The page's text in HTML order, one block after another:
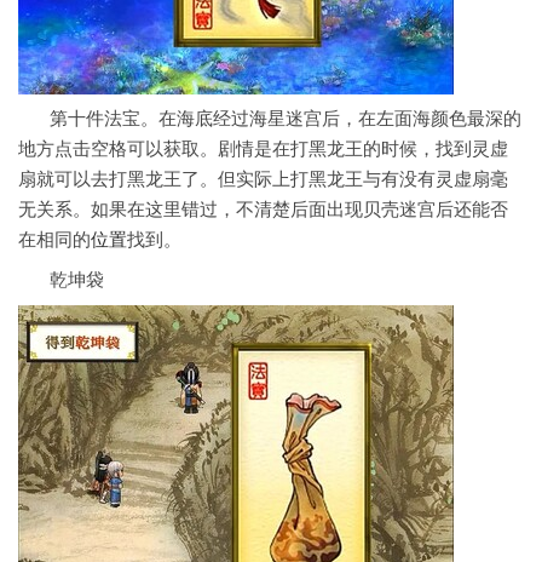
第十件法宝。在海底经过海星迷宫后，在左面海颜色最深的
地方点击空格可以获取。剧情是在打黑龙王的时候，找到灵虚
扇就可以去打黑龙王了。但实际上打黑龙王与有没有灵虚扇毫
无关系。如果在这里错过，不清楚后面出现贝壳迷宫后还能否
在相同的位置找到。
乾坤袋